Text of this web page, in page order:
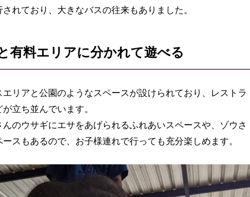
れており、大きなバスの往来もありました。
有料エリアに分かれて遊べる
リアと公園のようなスペースが設けられており、レストラ
立ち並んでいます。
のウサギにエサをあげられるふれあいスペースや、ゾウさ
スもあるので、お子様連れで行っても充分楽しめます。